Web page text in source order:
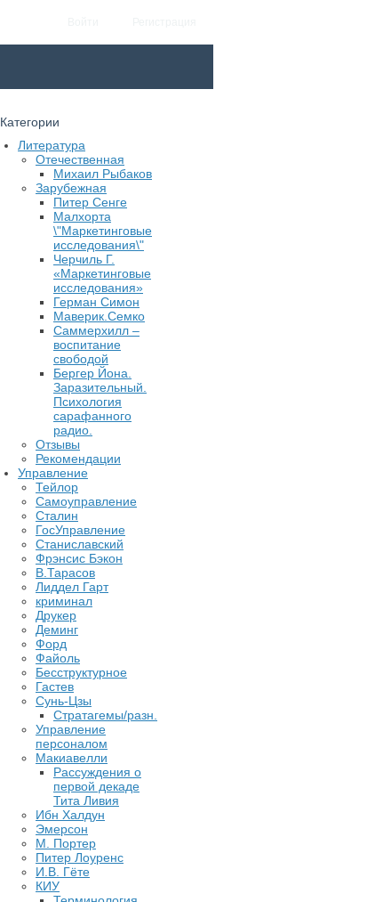
Категории
Литература
Отечественная
Михаил Рыбаков
Зарубежная
Питер Сенге
Малхорта
\"Маркетинговые
исследования\"
Черчиль Г.
«Маркетинговые
исследования»
Герман Симон
Маверик.Семко
Саммерхилл –
воспитание
свободой
Бергер Йона.
Заразительный.
Психология
сарафанного
радио.
Отзывы
Рекомендации
Управление
Тейлор
Самоуправление
Сталин
ГосУправление
Станиславский
Фрэнсис Бэкон
В.Тарасов
Лиддел Гарт
криминал
Друкер
Деминг
Форд
Файоль
Бесструктурное
Гастев
Сунь-Цзы
Стратагемы/разн.
Управление
персоналом
Макиавелли
Рассуждения о
первой декаде
Тита Ливия
Ибн Халдун
Эмерсон
М. Портер
Питер Лоуренс
И.В. Гёте
КИУ